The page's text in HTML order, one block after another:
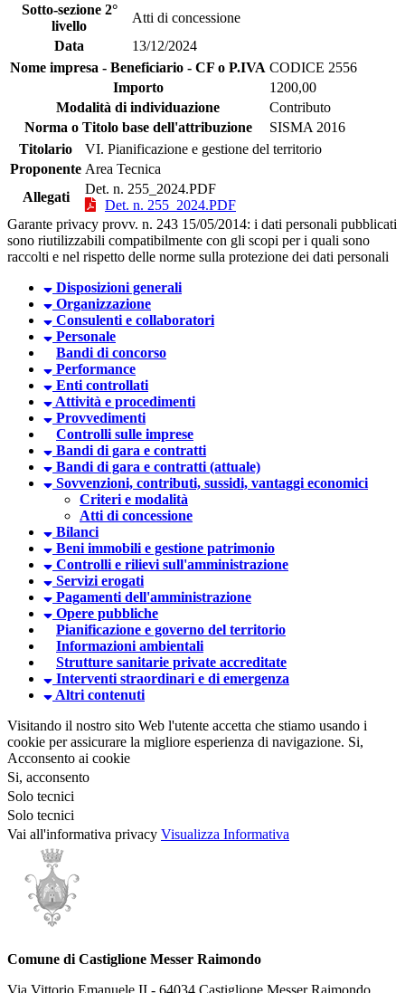
Sotto-sezione 2°
livello
Atti di concessione
Data
13/12/2024
Nome impresa - Beneficiario - CF o P.IVA CODICE 2556
Importo
1200,00
Modalità di individuazione
Contributo
Norma o Titolo base dell'attribuzione
SISMA 2016
Titolario
VI. Pianificazione e gestione del territorio
Proponente Area Tecnica
Allegati
Det. n. 255_2024.PDF
Det. n. 255_2024.PDF
Garante privacy provv. n. 243 15/05/2014: i dati personali pubblicati
sono riutilizzabili compatibilmente con gli scopi per i quali sono
raccolti e nel rispetto delle norme sulla protezione dei dati personali
Disposizioni generali
Organizzazione
Consulenti e collaboratori
Personale
Bandi di concorso
Performance
Enti controllati
Attività e procedimenti
Provvedimenti
Controlli sulle imprese
Bandi di gara e contratti
Bandi di gara e contratti (attuale)
Sovvenzioni, contributi, sussidi, vantaggi economici
Criteri e modalità
Atti di concessione
Bilanci
Beni immobili e gestione patrimonio
Controlli e rilievi sull'amministrazione
Servizi erogati
Pagamenti dell'amministrazione
Opere pubbliche
Pianificazione e governo del territorio
Informazioni ambientali
Strutture sanitarie private accreditate
Interventi straordinari e di emergenza
Altri contenuti
Visitando il nostro sito Web l'utente accetta che stiamo usando i
cookie per assicurare la migliore esperienza di navigazione. Si,
Acconsento ai cookie
Si, acconsento
Solo tecnici
Solo tecnici
Vai all'informativa privacy Visualizza Informativa
Comune di Castiglione Messer Raimondo
Via Vittorio Emanuele II - 64034 Castiglione Messer Raimondo